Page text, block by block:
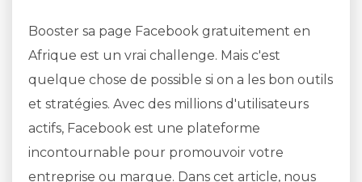
Booster sa page Facebook gratuitement en
Afrique est un vrai challenge. Mais c'est
quelque chose de possible si on a les bon outils
et stratégies. Avec des millions d'utilisateurs
actifs, Facebook est une plateforme
incontournable pour promouvoir votre
entreprise ou marque. Dans cet article, nous